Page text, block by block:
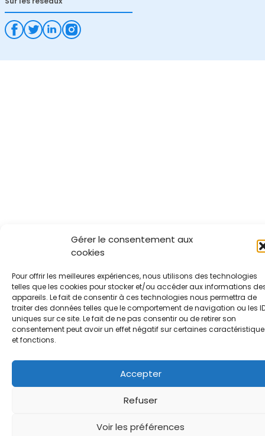
Gérer le consentement aux
cookies
Pour offrir les meilleures expériences, nous utilisons des technologies
telles que les cookies pour stocker et/ou accéder aux informations
appareils. Le fait de consentir à ces technologies nous permettra de
traiter des données telles que le comportement de navigation ou les
uniques sur ce site. Le fait de ne pas consentir ou de retirer son
consentement peut avoir un effet négatif sur certaines
et fonctions.
Accepter
Refuser
Voir les préférences